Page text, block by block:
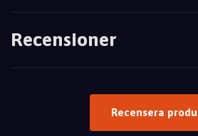
Recensioner
Recensera